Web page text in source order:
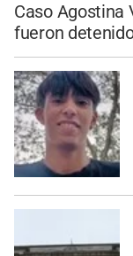
Caso Agostina
fueron